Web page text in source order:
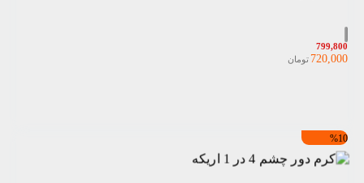
799,800
720,000 تومان
%10